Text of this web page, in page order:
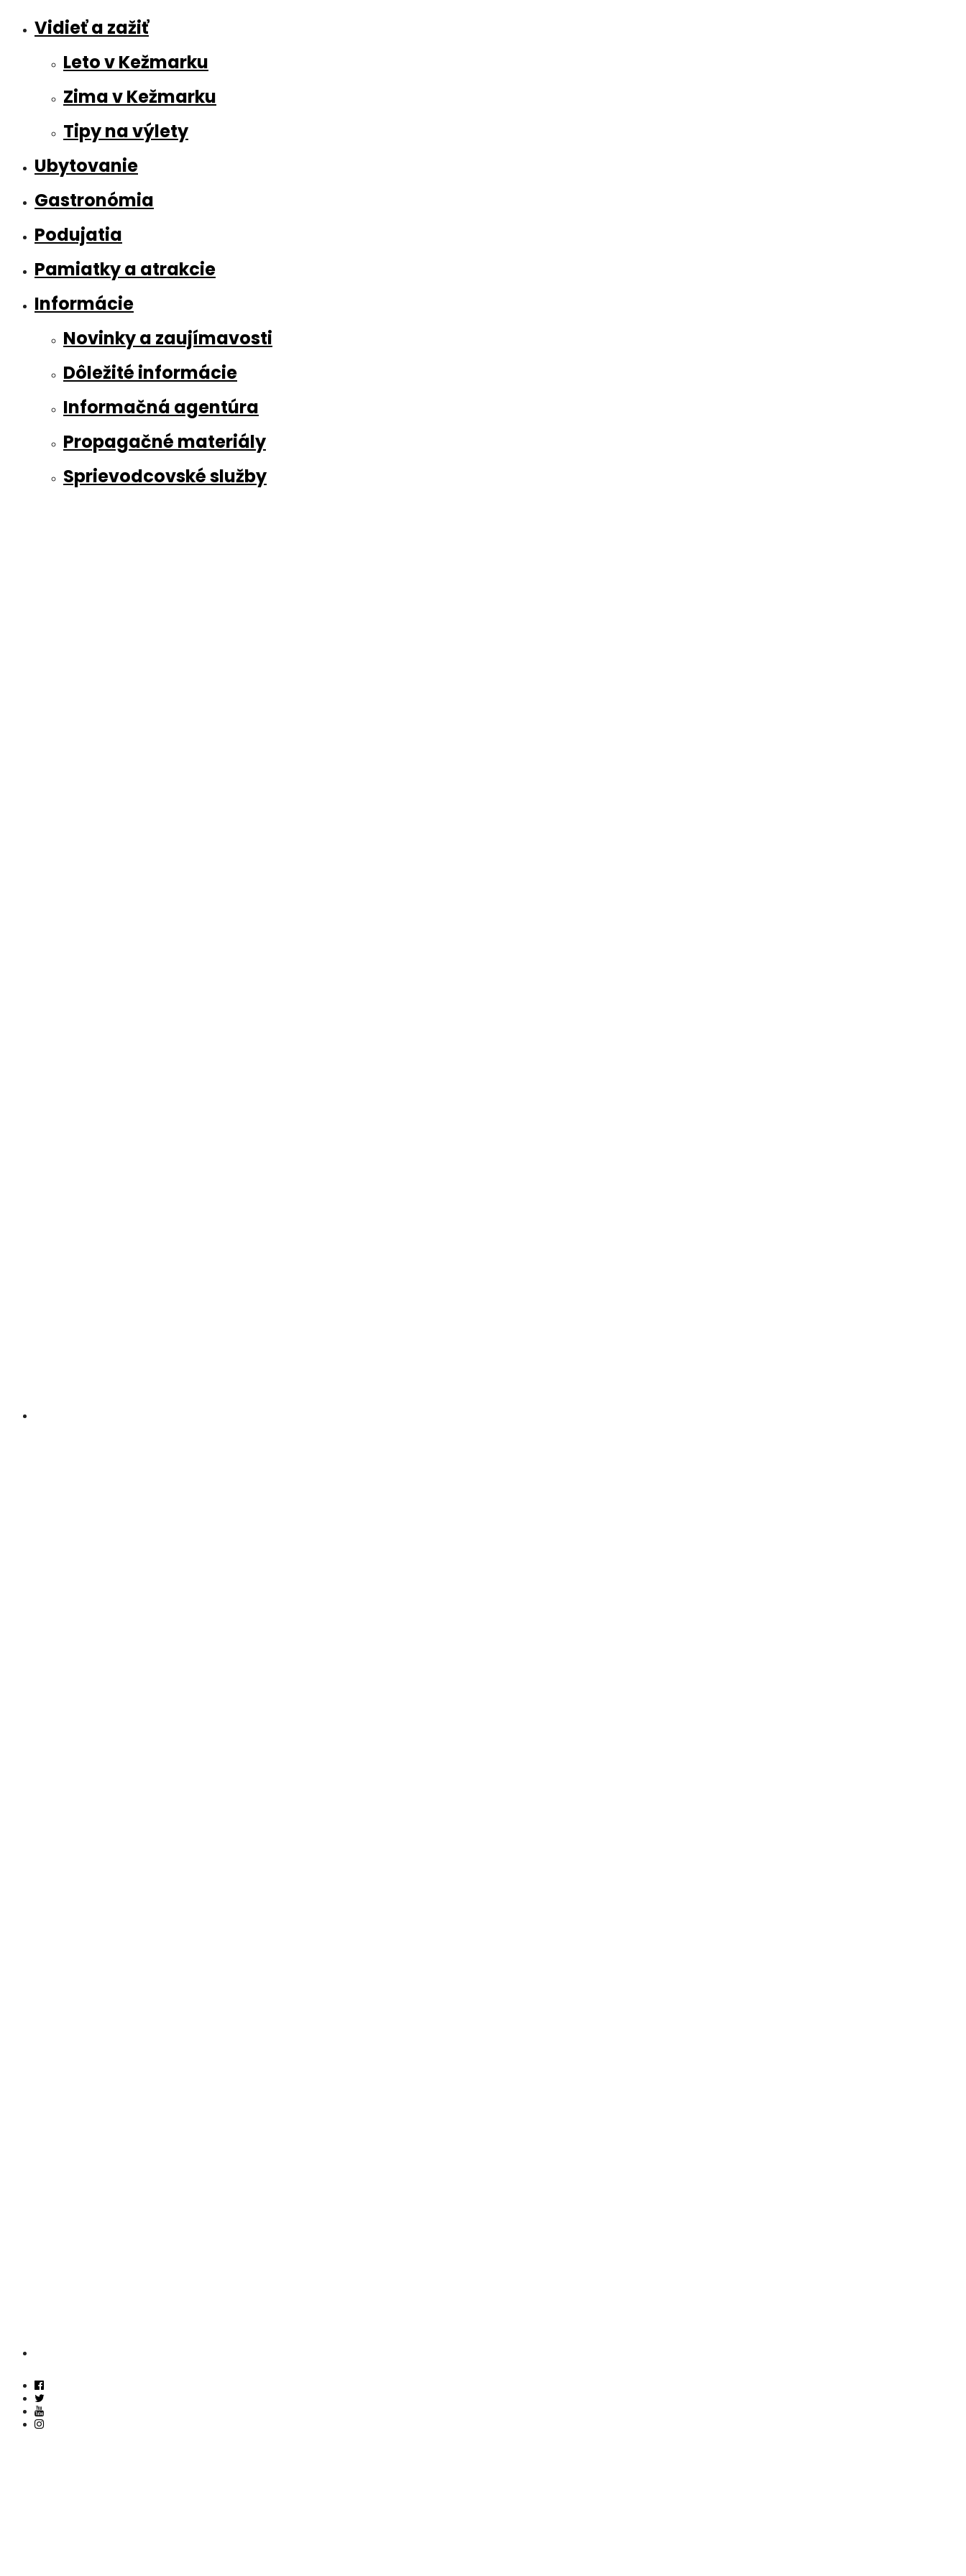
Vidieť a zažiť
Leto v Kežmarku
Zima v Kežmarku
Tipy na výlety
Ubytovanie
Gastronómia
Podujatia
Pamiatky a atrakcie
Informácie
Novinky a zaujímavosti
Dôležité informácie
Informačná agentúra
Propagačné materiály
Sprievodcovské služby